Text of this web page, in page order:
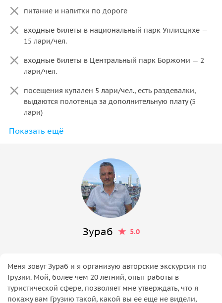
питание и напитки по дороге
входные билеты в национальный парк Уплисцихе —
15 лари/чел.
входные билеты в Центральный парк Боржоми — 2
лари/чел.
посещения купален 5 лари/чел., есть раздевалки,
выдаются полотенца за дополнительную плату (5
лари)
номера в бане различной категории, стоимость
аренда на 2 часа (не менее), большой бассейн с
сауной за 80 лари (за оба часа)
Показать ещё
Зураб 5.0
Меня зовут Зураб и я организую авторские экскурсии по
Грузии. Мой, более чем 20 летний, опыт работы в
туристической сфере, позволяет мне утверждать, что я
покажу вам Грузию такой, какой вы ее еще не видели,